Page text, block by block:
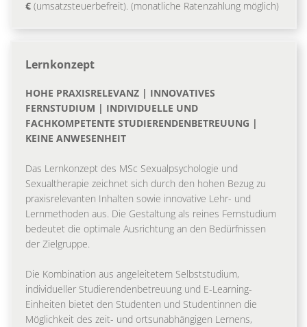
€ (umsatzsteuerbefreit). (monatliche Ratenzahlung möglich)
Lernkonzept
HOHE PRAXISRELEVANZ | INNOVATIVES
FERNSTUDIUM | INDIVIDUELLE UND
FACHKOMPETENTE STUDIERENDENBETREUUNG |
KEINE ANWESENHEIT
Das Lernkonzept des MSc Sexualpsychologie und
Sexualtherapie zeichnet sich durch den hohen Bezug zu
praxisrelevanten Inhalten sowie innovative Lehr- und
Lernmethoden aus. Die Gestaltung als reines Fernstudium
bedeutet die optimale Ausrichtung an den Bedürfnissen
der Zielgruppe.
Die Kombination aus angeleitetem Selbststudium,
individueller Studierendenbetreuung und E-Learning-
Einheiten bietet den Studenten und Studentinnen die
Möglichkeit des zeit- und ortsunabhängigen Lernens,